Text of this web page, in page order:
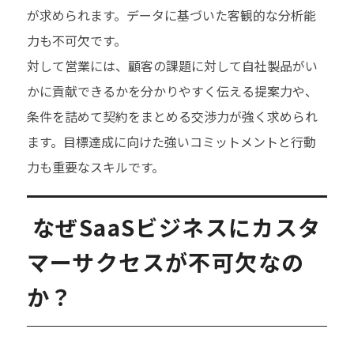
が求められます。データに基づいた客観的な分析能
力も不可欠です。
対して営業には、顧客の課題に対して自社製品がい
かに貢献できるかを分かりやすく伝える提案力や、
条件を詰めて契約をまとめる交渉力が強く求められ
ます。目標達成に向けた強いコミットメントと行動
力も重要なスキルです。
なぜSaaSビジネスにカスタ
マーサクセスが不可欠なの
か？